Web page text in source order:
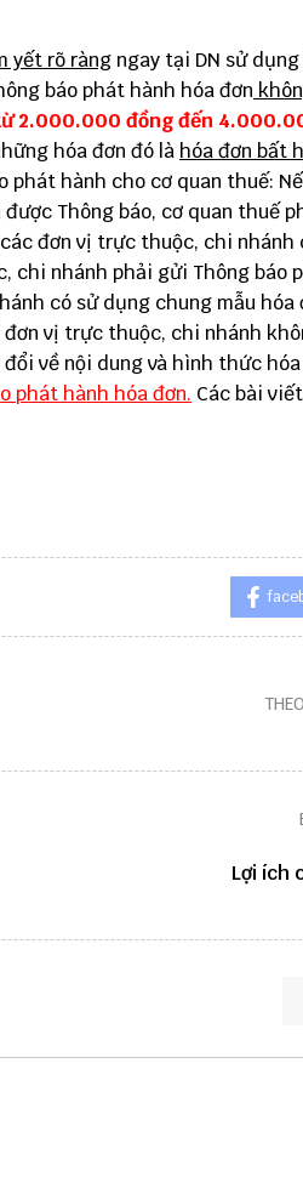
yết rõ ràng ngay tại DN sử
báo phát hành hóa đơn
2.000.000 đồng đến
hóa đơn đó là hóa đơn bất
phát hành cho cơ quan thuế:
Thông báo, cơ quan thuế
đơn vị trực thuộc, chi
nhánh phải gửi Thông báo
có sử dụng chung mẫu hóa
vị trực thuộc, chi nhánh
về nội dung và hình thức
phát hành hóa đơn. Các bài
Lợi ích